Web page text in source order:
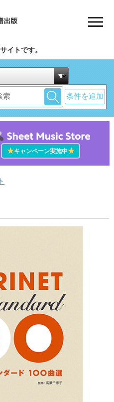
イトです。
条件を追加
★キャンペーン実施中★